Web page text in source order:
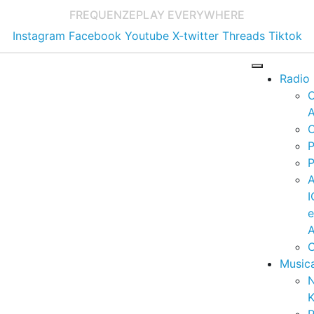
FREQUENZEPLAY EVERYWHERE
Instagram Facebook Youtube X-twitter Threads Tiktok
Radio
e